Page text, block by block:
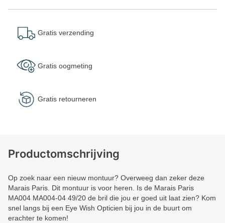
Gratis verzending
Gratis oogmeting
Gratis retourneren
Productomschrijving
Op zoek naar een nieuw montuur? Overweeg dan zeker deze
Marais Paris. Dit montuur is voor heren. Is de Marais Paris
MA004 MA004-04 49/20 de bril die jou er goed uit laat zien? Kom
snel langs bij een Eye Wish Opticien bij jou in de buurt om
erachter te komen!